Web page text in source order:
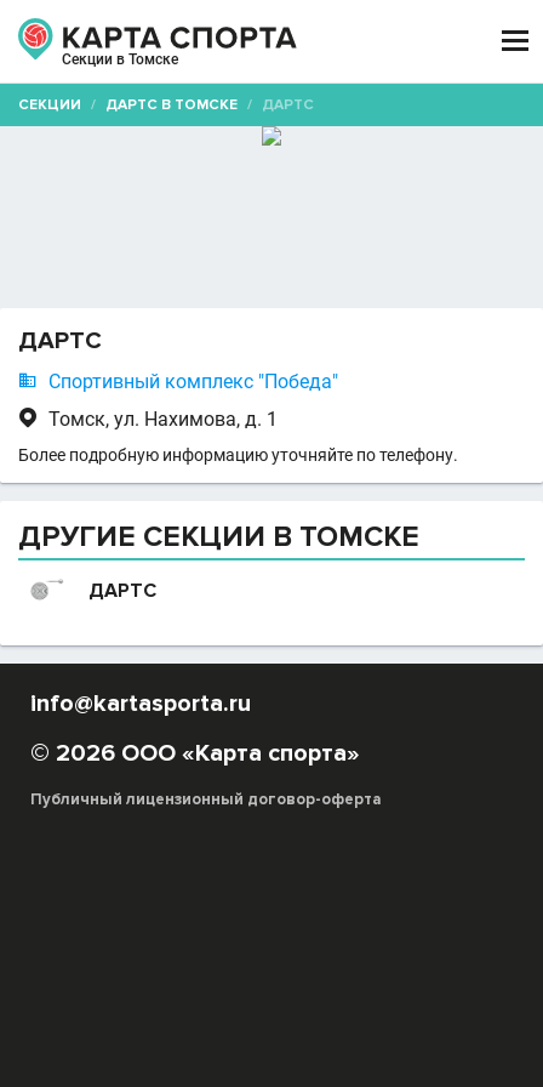
Секции в Томске

СЕКЦИИ / ДАРТС В ТОМСКЕ / ДАРТС
ДАРТС
 Спортивный комплекс "Победа"
 Томск, ул. Нахимова, д. 1
Более подробную информацию уточняйте по телефону.
ДРУГИЕ СЕКЦИИ В ТОМСКЕ
ДАРТС
info@kartasporta.ru
© 2026 ООО «Карта спорта»
Публичный лицензионный договор-оферта